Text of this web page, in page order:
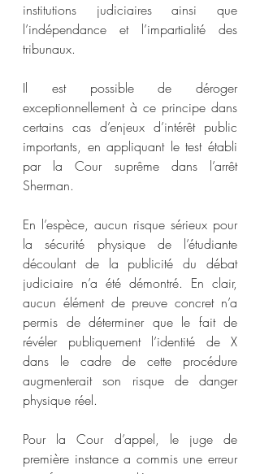
institutions judiciaires ainsi que
l’indépendance et l’impartialité des
tribunaux.
Il est possible de déroger
exceptionnellement à ce principe dans
certains cas d’enjeux d’intérêt public
importants, en appliquant le test établi
par la Cour suprême dans l’arrêt
Sherman.
En l’espèce, aucun risque sérieux pour
la sécurité physique de l’étudiante
découlant de la publicité du débat
judiciaire n’a été démontré. En clair,
aucun élément de preuve concret n’a
permis de déterminer que le fait de
révéler publiquement l’identité de X
dans le cadre de cette procédure
augmenterait son risque de danger
physique réel.
Pour la Cour d’appel, le juge de
première instance a commis une erreur